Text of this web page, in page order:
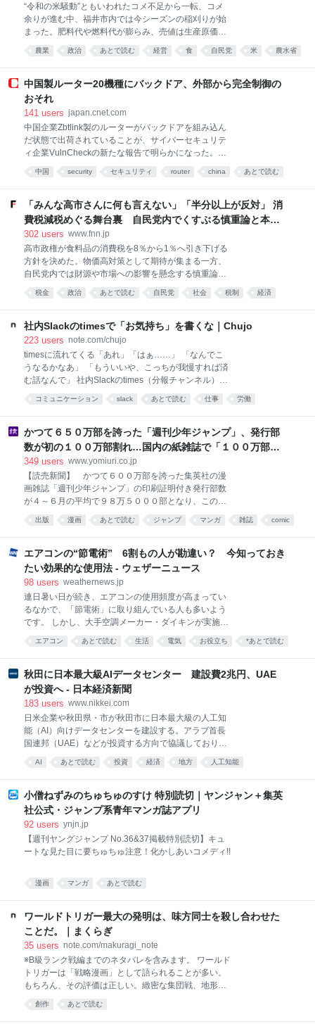
“令和の米騒動”ともいわれたコメ不足から一転、コメ
余りが進む中、福井市内では今シーズンの稲刈りが始
まった。肥料代や燃料代が膨らみ、売値は生産原価を
大幅に下回る見通しとなっている中「今年で農家をや
める」という声も上がっている。 コメを買い取る業者
種「ハナエチゼン」の収穫が始まった。コメ農家の白
井清志さんは、約50ヘクタールの田んぼで5品種のコ
メを育てている。 稲刈りをする農家の白井清志さん こ
次々と刈り取りタンクへと運ばれる。「去年と同じく
らい…出来はまずまず」だという。 しかし、去年とは
全く違っていることが… 今年も稲刈りが始まったが…
「去年はね、コメの買い出し業者が『うちに来い、う
も言うてこ
農業 政治 あとで読む 経営 食 自民党 米 農水省
中国製ルーター20機種にバックドア、外部から完全制御の
おそれ
141 users japan.cnet.com
中国企業Zbtlink製のルーターがバックドアを組み込ん
だ状態で出荷されていることが、サイバーセキュリテ
ィ企業VulnCheckの新たな報告で明らかになった。
VulnCheckはZbtlink製の20機種を調査し、各機種のフ
ァームウェアで、中国にあるクラウドサーバーと自動
の最高技術責任者（CTO）を務めるJacob Baines氏に
よると、このバックドアにより、Zbtlinkはルーターの
ネットワークに接続されたほかの機器にもアクセスで
ーセキュリティ専門家や米議員が長年唱えてきた「中
国製ルーターは信頼できない」という主張に関して、
これまでに出てきた中で最も「動かぬ証拠」に近いも
のだ。 この種の不正プログラムへの懸念から、米テキ
中国 security セキュリティ router china あとで読む
「みんな高市さんに何も言えない」「半分以上が反対」 消
費税減税めぐる舞台裏 自民党内でくすぶる慎重論と本音
【スポットライト】｜FNNプライムオンライン
302 users www.fnn.jp
高市政権が食料品の消費税を8％から1％へ引き下げる
方針を決めた。物価高対策として期待が集まる一方、
自民党内では財源や市場への影響を懸念する慎重論が
根強く、一部業界からも反発の声が上がる。FNNが実
施した自民党議員への独自アンケートと関係者取材か
本音と葛藤だった。 「自民党議員の半分以上が反対だ
よ」 政府は5日午後に臨時閣議を開き、飲食料品の消
費税率について2027年4月から2年間、1％に引き下げ
る基本方針を決定した。 しかし、自民党内ではなお慎
重論がくすぶり、表向きの賛成論の裏で反発も広がっ
が噴出したというが、3日の会議では賛成65人、反対9
直下、了承された。 この記事の画像（39枚） 水面下
では一体何が起きているのか。自民党議員を取材した
オフレ
税金 政治 あとで読む 自民党 社会 税制 経済
社内Slackのtimesで「お気持ち」を書くな｜Chujo
223 users note.com/chujo
timesに流れてくる「あれ」「はぁ……」 「なんでこ
うなるかなあ」 「もういいや、こっちが我慢すれば済
む話なんで」 社内Slackのtimes（分報チャンネル）を
眺めていると、定期的にこの種の投稿が流れてくる。
主語がない。宛先がない。事実の共有でもなければ、
い」という無言の要求だけだ。 本稿ではこれを「お気
持ち投稿」と呼び、その構造的な問題を批判する。先
に断っておくが、これは特定の誰かへの攻撃ではなく
もない。むしろ逆で、感情が大事だからこそtimesに捨
てるなという話をする。 1. timesとは本来何だったの
か分報という文化の設計思想を確認しておく。timesは
「今これをやっている」「ここで詰まっている」を細
コミュニケーション slack あとで読む 仕事 労働
かつて６５０万部を誇った「週刊少年ジャンプ」、発行部
数が初の１００万部割れ…国内の紙雑誌で「１００万部
超」ゼロに
349 users www.yomiuri.co.jp
【読売新聞】 かつて６００万部を誇った集英社の漫
画雑誌「週刊少年ジャンプ」の印刷証明付き発行部数
が４～６月の平均で９８万５０００部となり、この方
式での公表が始まった２００８年以来、初めて１００
万部を割ったことが５日わかった。公表した
出版 漫画 あとで読む ジャンプ マンガ 雑誌 comic
エアコンの“節電術” 6割もの人が勘違い？ 今知っておき
たい効果的な使用法 - ウェザーニュース
98 users weathernews.jp
連日暑い日が続き、エアコンの使用頻度が高まってい
るなかで、「節電術」に取り組んでいる人も多いよう
です。 しかし、大手空調メーカー・ダイキンが実施し
た調査によると、「約6割の人がエアコンの節電方法
について何らかの誤解をしている」という結果だった
ンの使い方と、節電に役立つ効果的な使用法などにつ
いて、同社コーポレートコミュニケーション室の重政
周之（しげまさ・ちかし）さんに伺いました。 ダイキ
対象に、「エアコンの節電に関する実態調査」を行い
ました。 「今回の調査では、効果的なエアコンの節電
方法4項目と、実際には逆効果になりかねない方法4項
目を回答者に示したうえで、それらのうち『夏場にエ
割にあ
エアコン あとで読む 生活 電気 お役立ち *あとで読む
秋田に日本最大級AIデータセンター 建設費2兆円、UAE
が投資へ - 日本経済新聞
183 users www.nikkei.com
日米企業や秋田県・市が秋田市に日本最大級の人工知
能（AI）向けデータセンターを建設する。アラブ首長
国連邦（UAE）などが投資する方向で協議しており、
整備費は2兆円規模になる見通し。2030年代早期の稼
働を目指す。日本政府は戦略17分野の中でデータセン
地を推進する。秋田県は風力発電などの再生可能エネ
ルギーが盛んで、電力供給で優位性がある。潤沢なオ
イ
AI あとで読む 投資 経済 地方 人工知能
小僧ねずみのちゅちゅのすけ 特別読切｜ヤンジャン＋集英
社公式・ジャンプ系青年マンガ誌アプリ
92 users ynjn.jp
【週刊ヤングジャンプ No.36&37掲載特別読切】キュ
ートな見た目に要ちゅちゅ注意！化かしあいコメディ!!
漫画 マンガ あとで読む
ワールドトリガー最大の発明は、味方同士を殺し合わせた
ことだ。｜まくらぎ
35 users note.com/makuragi_note
※B級ランク戦編までのネタバレを含みます。 ワールド
トリガーは「戦略漫画」として語られることが多い。
もちろん、その評価は正しい。緻密な集団戦、地形を
利用した駆け引き、トリガーごとの相性。ここまで戦
術を突き詰めた漫画はそう多くない。 ただ、自分はも
創作 あとで読む